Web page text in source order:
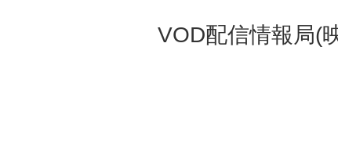
VOD配信情報局(